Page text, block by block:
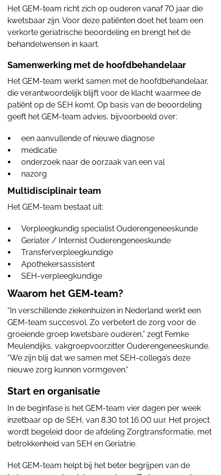
Het GEM-team richt zich op ouderen vanaf 70 jaar die
kwetsbaar zijn. Voor deze patiënten doet het team een
verkorte geriatrische beoordeling en brengt het de
behandelwensen in kaart.
Samenwerking met de hoofdbehandelaar
Het GEM-team werkt samen met de hoofdbehandelaar,
die verantwoordelijk blijft voor de klacht waarmee de
patiënt op de SEH komt. Op basis van de beoordeling
geeft het GEM-team advies, bijvoorbeeld over:
een aanvullende of nieuwe diagnose
medicatie
onderzoek naar de oorzaak van een val
nazorg
Multidisciplinair team
Het GEM-team bestaat uit:
Verpleegkundig specialist Ouderengeneeskunde
Geriater / Internist Ouderengeneeskunde
Transferverpleegkundige
Apothekersassistent
SEH-verpleegkundige
Waarom het GEM-team?
“In verschillende ziekenhuizen in Nederland werkt een
GEM-team succesvol. Zo verbetert de zorg voor de
groeiende groep kwetsbare ouderen,” zegt Femke
Meulendijks, vakgroepvoorzitter Ouderengeneeskunde.
“We zijn blij dat we samen met SEH-collega’s deze
nieuwe zorg kunnen vormgeven.”
Start en organisatie
In de beginfase is het GEM-team vier dagen per week
inzetbaar op de SEH, van 8.30 tot 16.00 uur. Het project
wordt begeleid door de afdeling Zorgtransformatie, met
betrokkenheid van SEH en Geriatrie.
Het GEM-team helpt bij het beter begrijpen van de